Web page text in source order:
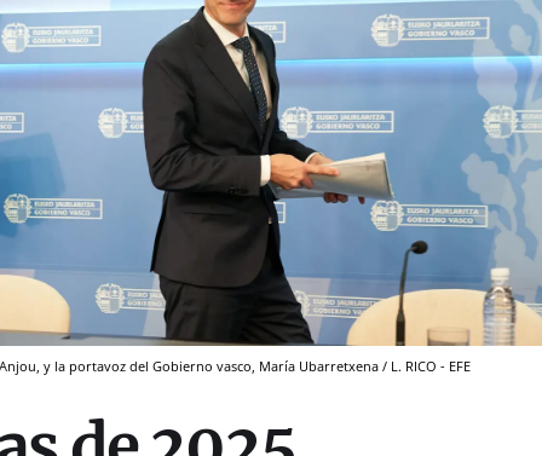
y la portavoz del Gobierno vasco, María Ubarretxena / L. RICO - EFE